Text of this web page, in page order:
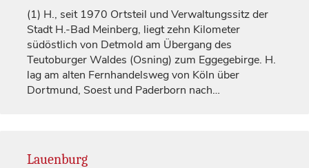
(1) H., seit 1970 Ortsteil und Verwaltungssitz der
Stadt H.-Bad Meinberg, liegt zehn Kilometer
südöstlich von Detmold am Übergang des
Teutoburger Waldes (Osning) zum Eggegebirge. H.
lag am alten Fernhandelsweg von Köln über
Dortmund, Soest und Paderborn nach…
Lauenburg